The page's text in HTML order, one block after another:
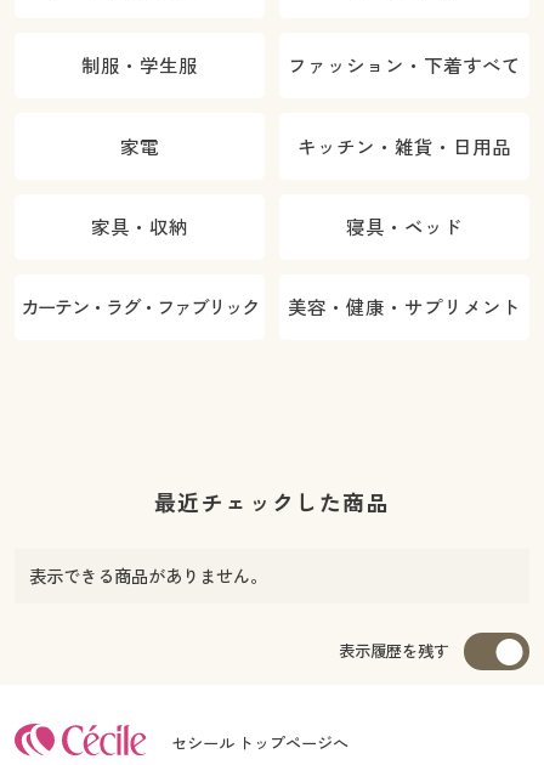
制服・学生服 ファッション・下着すべて
家電 キッチン・雑貨・日用品
家具・収納 寝具・ベッド
カーテン・ラグ・ファブリック 美容・健康・サプリメント
最近チェックした商品
表示できる商品がありません。
表示履歴を残す
セシール トップページへ